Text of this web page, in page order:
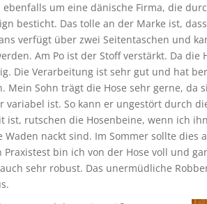
ebenfalls um eine dänische Firma, die
besticht. Das tolle an der Marke ist,
verfügt über zwei Seitentaschen und
Am Po ist der Stoff verstärkt. Da die
Die Verarbeitung ist sehr gut und hat
Mein Sohn trägt die Hose sehr gerne, da
ist. So kann er ungestört durch
ist, rutschen die Hosenbeine, wenn ich
nackt sind. Im Sommer sollte dies
bin ich von der Hose voll und
sehr robust. Das unermüdliche